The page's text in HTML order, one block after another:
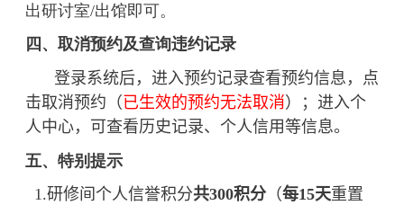
出研讨室/出馆即可。
四、取消预约及查询违约记录
登录系统后，进入预约记录查看预约信息，点
击取消预约（ 已生效的预约无法取消）；进入个
人中心，可查看历史记录、个人信用等信息。
五、特别提示
1.研修间个人信誉积分共300积分 （每15天重置